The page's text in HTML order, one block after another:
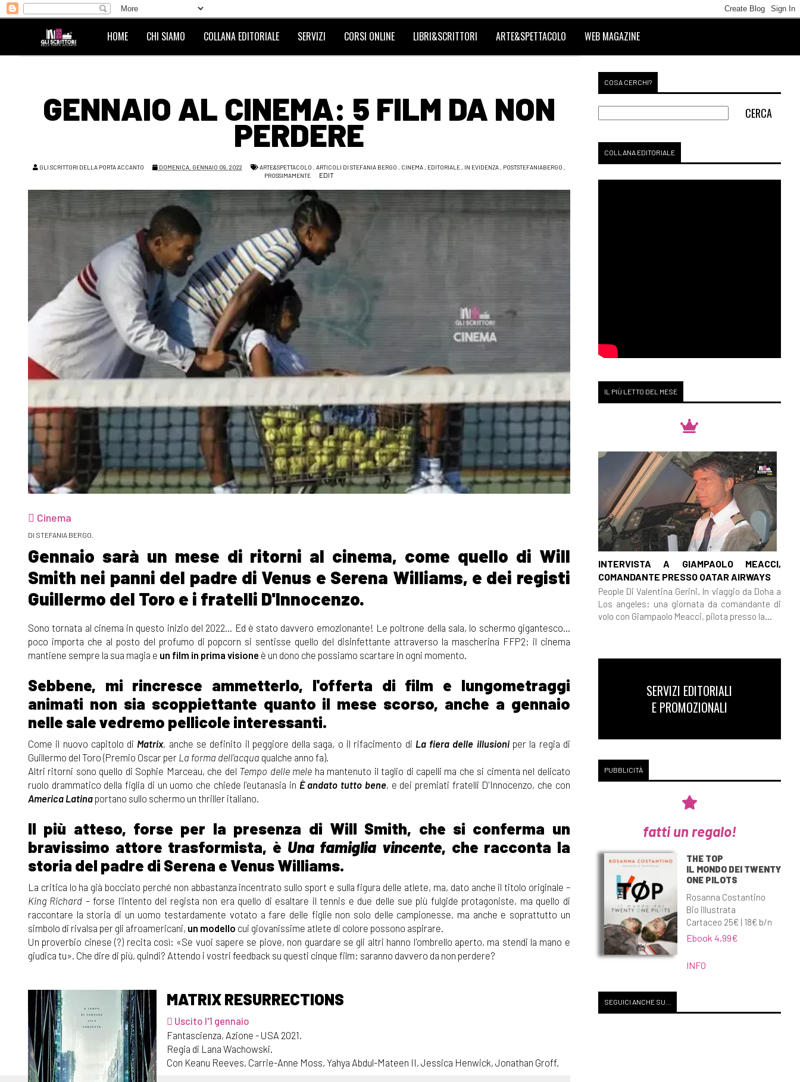
HOME CHI SIAMO COLLANA EDITORIALE SERVIZI CORSI ONLINE LIBRI&SCRITTORI ARTE&SPETTACOLO WEB MAGAZINE
GENNAIO AL CINEMA: 5 FILM DA NON
PERDERE
GLI SCRITTORI DELLA PORTA ACCANTO DOMENICA, GENNAIO 09, 2022 ARTE&SPETTACOLO , ARTICOLI DI STEFANIA BERGO , CINEMA, EDITORIALE, IN EVIDENZA, POSTSTEFANIABERGO ,
PROSSIMAMENTE
EDIT
Cinema
DI STEFANIA BERGO.
Gennaio sarà un mese di ritorni al cinema, come quello di Will
Smith nei panni del padre di Venus e Serena Williams, e dei registi
Guillermo del Toro e i fratelli D'Innocenzo.
Sono tornata al cinema in questo inizio del 2022... Ed è stato davvero emozionante! Le poltrone della sala, lo schermo gigantesco...
poco importa che al posto del profumo di popcorn si sentisse quello del disinfettante attraverso la mascherina FFP2: il cinema
mantiene sempre la sua magia e un film in prima visione è un dono che possiamo scartare in ogni momento.
Sebbene, mi rincresce ammetterlo, l'offerta di film e lungometraggi
animati non sia scoppiettante quanto il mese scorso, anche a gennaio
nelle sale vedremo pellicole interessanti.
Come il nuovo capitolo di Matrix, anche se definito il peggiore della saga, o il rifacimento di La fiera delle illusioni per la regia di
Guillermo del Toro (Premio Oscar per La forma dell'acqua qualche anno fa).
Altri ritorni sono quello di Sophie Marceau, che del Tempo delle mele ha mantenuto il taglio di capelli ma che si cimenta nel delicato
ruolo drammatico della figlia di un uomo che chiede l'eutanasia in È andato tutto bene, e dei premiati fratelli D'Innocenzo, che con
America Latina portano sullo schermo un thriller italiano.
Il più atteso, forse per la presenza di Will Smith, che si conferma un
bravissimo attore trasformista, è Una famiglia vincente, che racconta la
storia del padre di Serena e Venus Williams.
La critica lo ha già bocciato perché non abbastanza incentrato sullo sport e sulla figura delle atlete, ma, dato anche il titolo originale –
King Richard – forse l'intento del regista non era quello di esaltare il tennis e due delle sue più fulgide protagoniste, ma quello di
raccontare la storia di un uomo testardamente votato a fare delle figlie non solo delle campionesse, ma anche e soprattutto un
simbolo di rivalsa per gli afroamericani, un modello cui giovanissime atlete di colore possono aspirare.
Un proverbio cinese (?) recita così: «Se vuoi sapere se piove, non guardare se gli altri hanno l'ombrello aperto, ma stendi la mano e
giudica tu». Che dire di più, quindi? Attendo i vostri feedback su questi cinque film: saranno davvero da non perdere?
MATRIX RESURRECTIONS
Uscito l'1 gennaio
Fantascienza, Azione - USA 2021.
Regia di Lana Wachowski.
Con Keanu Reeves, Carrie-Anne Moss, Yahya Abdul-Mateen II, Jessica Henwick, Jonathan Groff.
COSA CERCHI?
COLLANA EDITORIALE
IL PIÙ LETTO DEL MESE
INTERVISTA A GIAMPAOLO MEACCI,
COMANDANTE PRESSO QATAR AIRWAYS
People Di Valentina Gerini. In viaggio da Doha a
Los angeles: una giornata da comandante di
volo con Giampaolo Meacci, pilota presso la...
SERVIZI EDITORIALI
E PROMOZIONALI
PUBBLICITÀ
fatti un regalo!
THE TOP
IL MONDO DEI TWENTY
ONE PILOTS
Rosanna Costantino
Bio illustrata
Cartaceo 25€ | 18€ b/n
Ebook 4,99€
INFO
SEGUICI ANCHE SU...